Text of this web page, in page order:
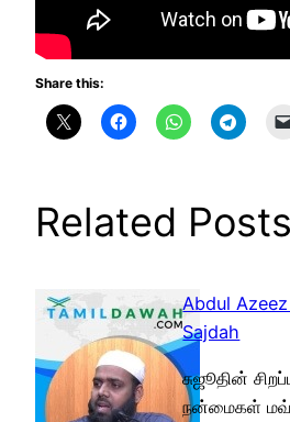
Share this:
Related Posts
Abdul
Sajdah
சுஜூதின்
நன்மைகள்